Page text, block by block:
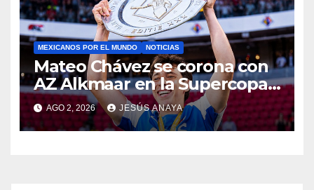
MEXICANOS POR EL MUNDO NOTICIAS
Mateo Chávez se corona con
AZ Alkmaar en la Supercopa
de Países Bajos
AGO 2, 2026 JESÚS ANAYA